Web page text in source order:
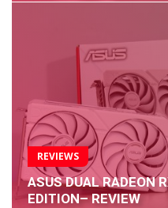
REVIEWS
ASUS DUAL RADEON
EDITION– REVIEW